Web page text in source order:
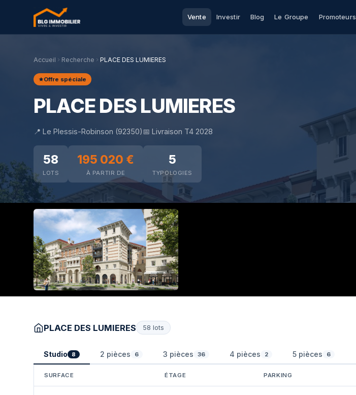
Vente Investir Blog Le Groupe Promoteurs
Accueil Recherche PLACE DES LUMIERES
Offre spéciale
PLACE DES LUMIERES
📍 Le Plessis-Robinson (92350)📅 Livraison T4 2028
58
LOTS
195 020 €
À PARTIR DE
5
TYPOLOGIES
PLACE DES LUMIERES 58 lots
Studio 8 2 pièces 6 3 pièces 36 4 pièces 2 5 pièces 6
SURFACE ÉTAGE PARKING